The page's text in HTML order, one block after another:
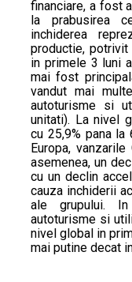
financiare, a fost
la prabusirea
inchiderea
productie,
in primele 3 luni
mai fost
vandut mai
autoturisme si
unitati). La nivel
cu 25,9% pana
Europa,
asemenea, un
cu un declin
cauza inchiderii
ale grupului.
autoturisme si
nivel global in
mai putine decat